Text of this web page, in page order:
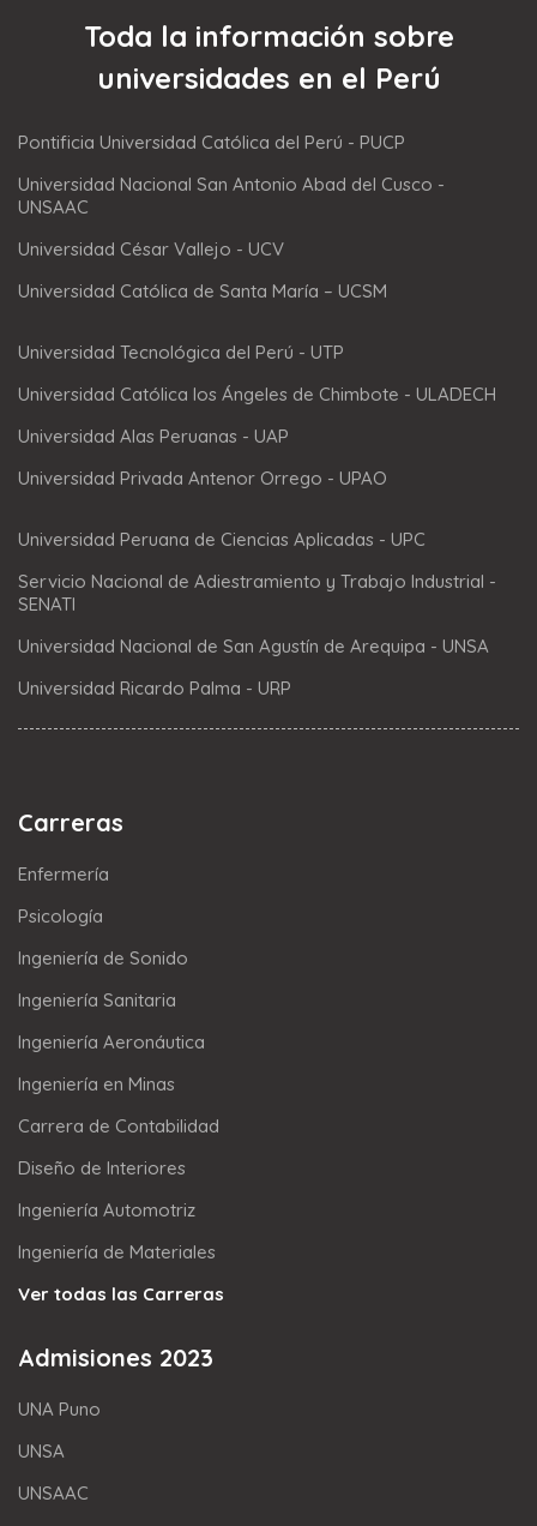
Toda la información sobre
universidades en el Perú
Pontificia Universidad Católica del Perú - PUCP
Universidad Nacional San Antonio Abad del Cusco -
UNSAAC
Universidad César Vallejo - UCV
Universidad Católica de Santa María – UCSM
Universidad Tecnológica del Perú - UTP
Universidad Católica los Ángeles de Chimbote - ULADECH
Universidad Alas Peruanas - UAP
Universidad Privada Antenor Orrego - UPAO
Universidad Peruana de Ciencias Aplicadas - UPC
Servicio Nacional de Adiestramiento y Trabajo Industrial -
SENATI
Universidad Nacional de San Agustín de Arequipa - UNSA
Universidad Ricardo Palma - URP
Carreras
Enfermería
Psicología
Ingeniería de Sonido
Ingeniería Sanitaria
Ingeniería Aeronáutica
Ingeniería en Minas
Carrera de Contabilidad
Diseño de Interiores
Ingeniería Automotriz
Ingeniería de Materiales
Ver todas las Carreras
Admisiones 2023
UNA Puno
UNSA
UNSAAC